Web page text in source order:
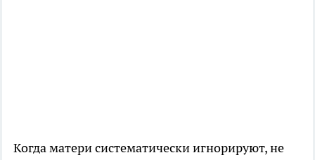
Когда матери систематически игнорируют, не